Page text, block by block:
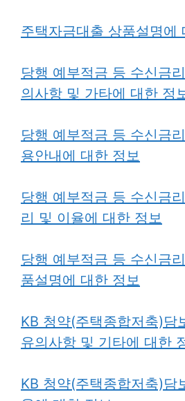
주택자금대출 상품설명에
당행 예부적금 등 수신금
의사항 및 가타에 대한 정
당행 예부적금 등 수신금
용안내에 대한 정보
당행 예부적금 등 수신금
리 및 이율에 대한 정보
당행 예부적금 등 수신금
품설명에 대한 정보
KB 청약(주택종합저축)담
유의사항 및 기타에 대한
KB 청약(주택종합저축)담